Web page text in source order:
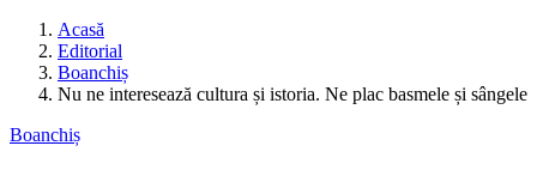
Acasă
Editorial
Boanchiș
Nu ne interesează cultura și istoria. Ne plac basmele și sângele
Boanchiș